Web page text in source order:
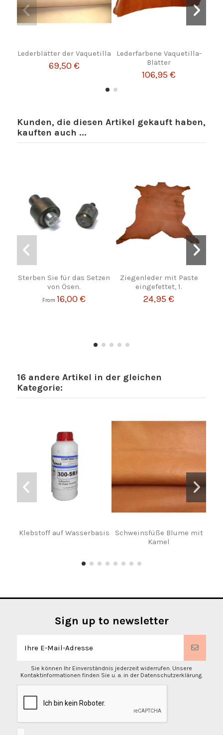
Lederblätter der Vaquetilla
69,50 €
Lederfarbene Vaquetilla-
Blätter
106,95 €
Kunden, die diesen Artikel gekauft haben,
kauften auch ...
Sterben Sie für das Setzen
von Ösen.
From 16,00 €
Ziegenleder mit Paste
eingefettet, 1.
24,95 €
16 andere Artikel in der gleichen
Kategorie:
Klebstoff auf Wasserbasis
Schweinsfüße Blume mit
Kamel
Sign up to newsletter
Sie können Ihr Einverständnis jederzeit widerrufen. Unsere
Kontaktinformationen finden Sie u. a. in der Datenschutzerklärung.